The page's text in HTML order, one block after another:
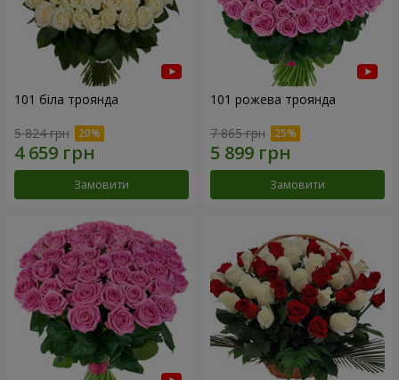
101 біла троянда
5 824 грн
Замовити
101 рожева троянда
7 865 грн
Замовити